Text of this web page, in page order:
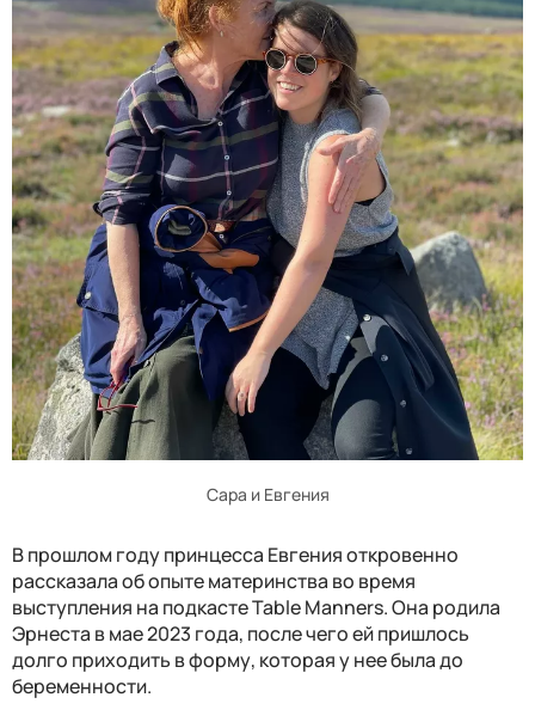
Сара и Евгения
В прошлом году принцесса Евгения откровенно
рассказала об опыте материнства во время
выступления на подкасте Table Manners. Она родила
Эрнеста в мае 2023 года, после чего ей пришлось
долго приходить в форму, которая у нее была до
беременности.